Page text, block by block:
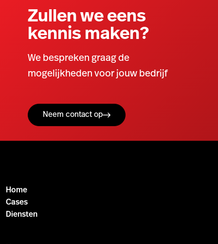
Zullen we eens
kennis maken?
We bespreken graag de
mogelijkheden voor jouw bedrijf
Neem contact op
Home
Cases
Diensten